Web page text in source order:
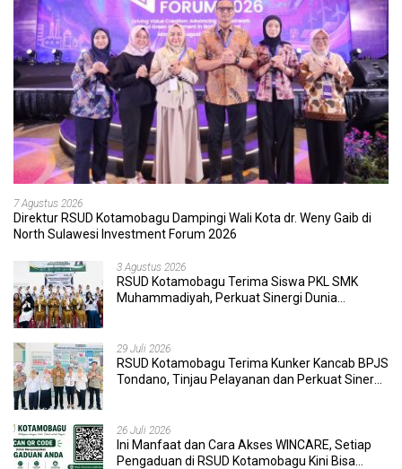
7 Agustus 2026
Direktur RSUD Kotamobagu Dampingi Wali Kota dr. Weny Gaib di
North Sulawesi Investment Forum 2026
3 Agustus 2026
RSUD Kotamobagu Terima Siswa PKL SMK
Muhammadiyah, Perkuat Sinergi Dunia
29 Juli 2026
RSUD Kotamobagu Terima Kunker Kancab BPJS
Tondano, Tinjau Pelayanan dan Perkuat Sinergi
26 Juli 2026
Ini Manfaat dan Cara Akses WINCARE, Setiap
Pengaduan di RSUD Kotamobagu Kini Bisa